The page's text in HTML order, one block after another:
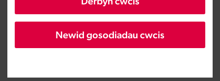
Newid gosodiadau cwcis
Wedi ei gyhoeddi:
29/11/2018